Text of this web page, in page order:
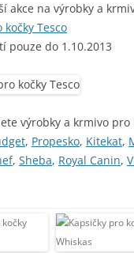
akce na výrobky a
kočky Tesco
pouze do 1.10.2013
výrobky a krmivo pro
, Propesko, Kitekat,
, Sheba, Royal Canin,